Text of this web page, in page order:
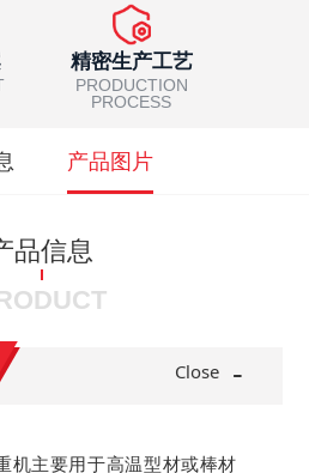
精密生产工艺
PRODUCTION
PROCESS
产品图片
品信息
Close -
主要用于高温型材或棒材